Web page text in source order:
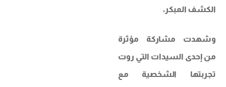
الكشف المبكر،
وشهدت مشاركة مؤثرة
من إحدى السيدات التي روت
تجربتها الشخصية مع